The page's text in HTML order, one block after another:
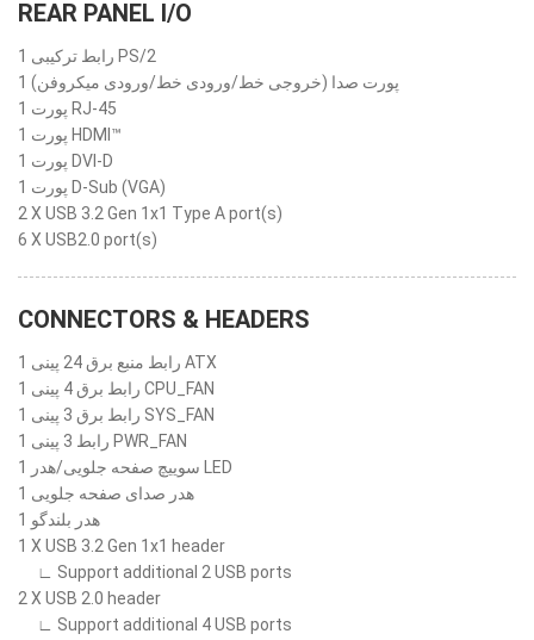
REAR PANEL I/O
1 رابط ترکیبی PS/2
1 پورت صدا (خروجی خط/ورودی خط/ورودی میکروفن)
1 پورت RJ-45
1 پورت HDMI™
1 پورت DVI-D
1 پورت D-Sub (VGA)
2 X USB 3.2 Gen 1x1 Type A port(s)
6 X USB2.0 port(s)
CONNECTORS & HEADERS
1 رابط منبع برق 24 پینی ATX
1 رابط برق 4 پینی CPU_FAN
1 رابط برق 3 پینی SYS_FAN
1 رابط 3 پینی PWR_FAN
1 سوییچ صفحه جلویی/هدر LED
1 هدر صدای صفحه جلویی
1 هدر بلندگو
1 X USB 3.2 Gen 1x1 header
∟ Support additional 2 USB ports
2 X USB 2.0 header
∟ Support additional 4 USB ports